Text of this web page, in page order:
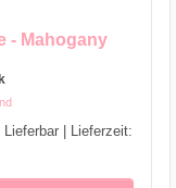
- Mahogany
Lieferbar | Lieferzeit: